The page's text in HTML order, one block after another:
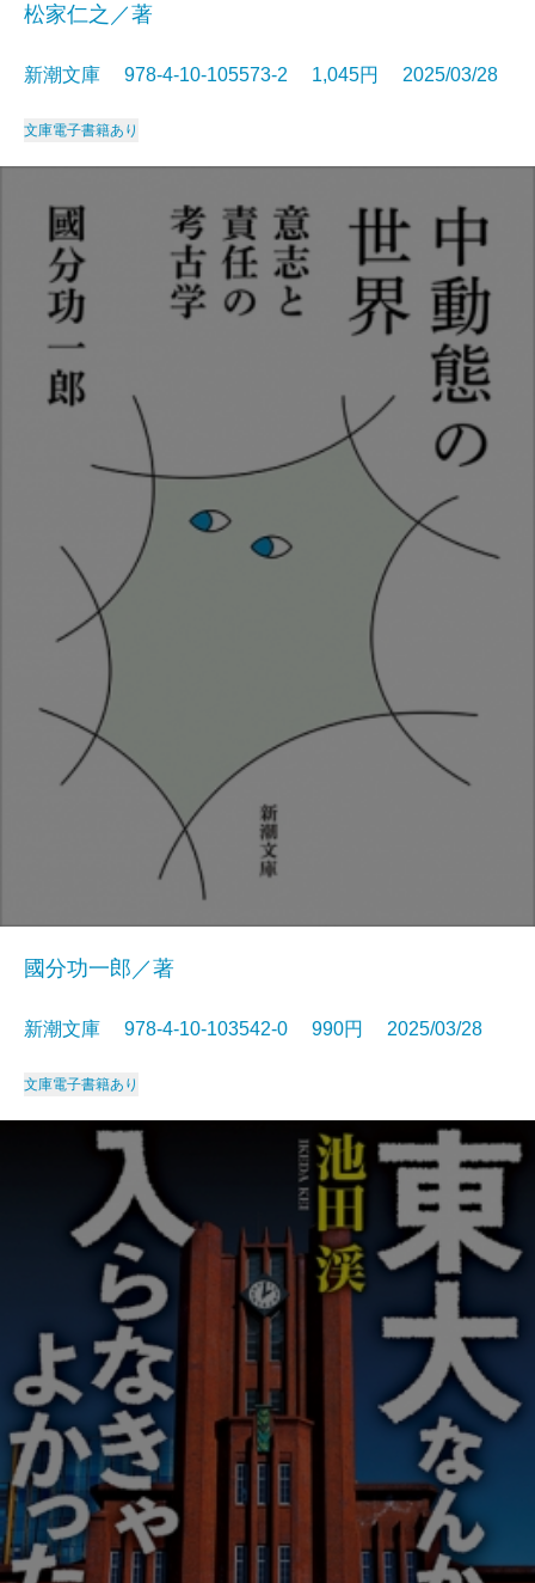
松家仁之／著
新潮文庫 978-4-10-105573-2 1,045円 2025/03/28
文庫電子書籍あり
國分功一郎／著
新潮文庫 978-4-10-103542-0 990円 2025/03/28
文庫電子書籍あり